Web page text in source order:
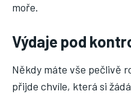
moře.
Výdaje pod
Někdy máte vše pečlivě
přijde chvíle, která si